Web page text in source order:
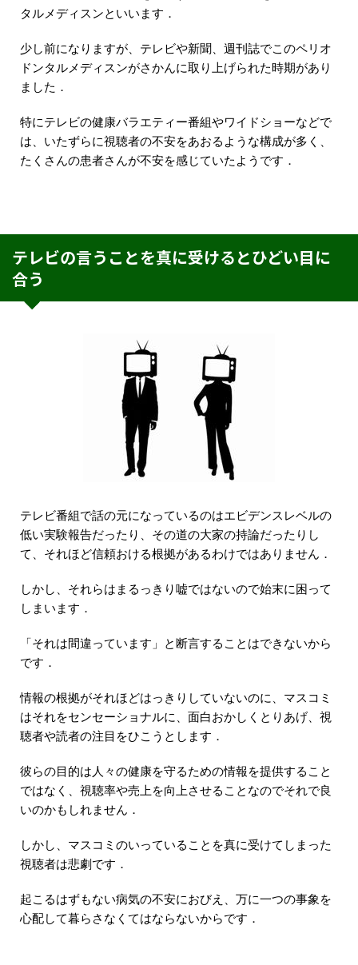
タルメディスンといいます．
少し前になりますが、テレビや新聞、週刊誌でこのペリオ
ドンタルメディスンがさかんに取り上げられた時期があり
ました．
特にテレビの健康バラエティー番組やワイドショーなどで
は、いたずらに視聴者の不安をあおるような構成が多く、
たくさんの患者さんが不安を感じていたようです．
テレビの言うことを真に受けるとひどい目に
合う
テレビ番組で話の元になっているのはエビデンスレベルの
低い実験報告だったり、その道の大家の持論だったりし
て、それほど信頼おける根拠があるわけではありません．
しかし、それらはまるっきり嘘ではないので始末に困って
しまいます．
「それは間違っています」と断言することはできないから
です．
情報の根拠がそれほどはっきりしていないのに、マスコミ
はそれをセンセーショナルに、面白おかしくとりあげ、視
聴者や読者の注目をひこうとします．
彼らの目的は人々の健康を守るための情報を提供すること
ではなく、視聴率や売上を向上させることなのでそれで良
いのかもしれません．
しかし、マスコミのいっていることを真に受けてしまった
視聴者は悲劇です．
起こるはずもない病気の不安におびえ、万に一つの事象を
心配して暮らさなくてはならないからです．